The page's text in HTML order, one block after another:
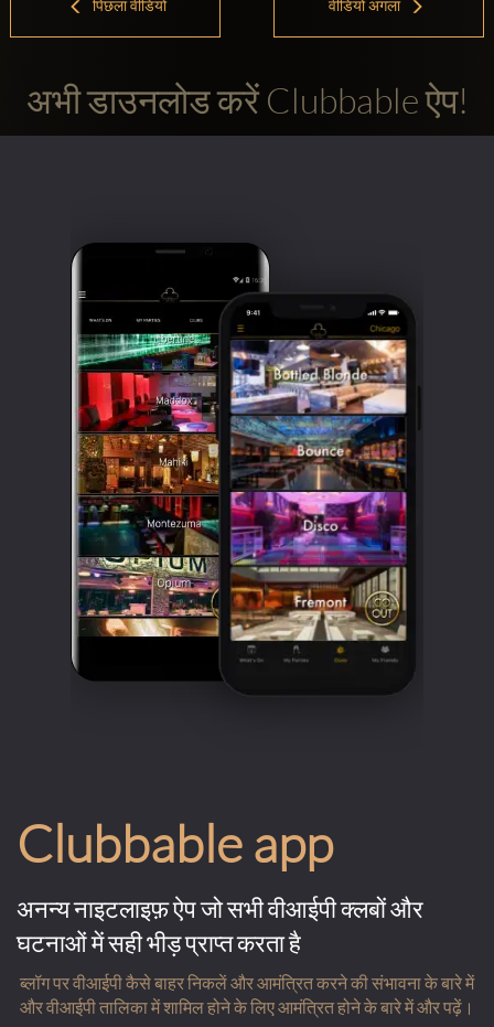
पिछला वीडियो वीडियो अगला
अभी डाउनलोड करें Clubbable ऐप!
Clubbable app
अनन्य नाइटलाइफ़ ऐप जो सभी वीआईपी क्लबों और
घटनाओं में सही भीड़ प्राप्त करता है
ब्लॉग पर वीआईपी कैसे बाहर निकलें और आमंत्रित करने की संभावना के बारे में
और वीआईपी तालिका में शामिल होने के लिए आमंत्रित होने के बारे में और पढ़ें।